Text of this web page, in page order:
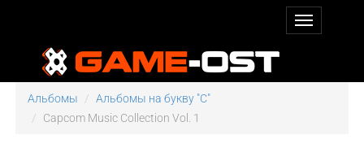
Альбомы
Альбомы на букву "C"
Capcom Music Collection Vol. 1